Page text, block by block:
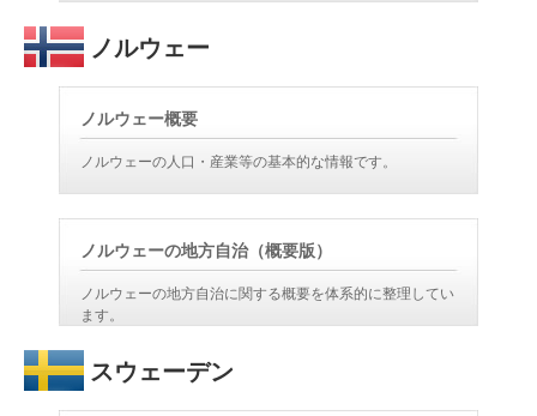
ノルウェー
ノルウェー概要
ノルウェーの人口・産業等の基本的な情報です。
ノルウェーの地方自治（概要版）
ノルウェーの地方自治に関する概要を体系的に整理してい
ます。
スウェーデン